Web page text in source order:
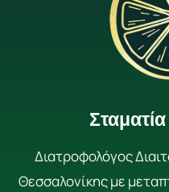
Διατροφολόγος
Θεσσαλονίκης με